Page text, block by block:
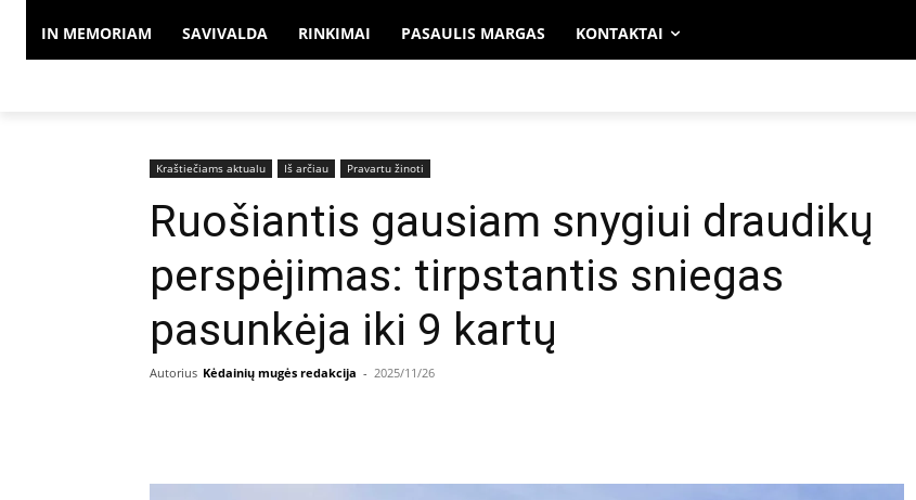
IN MEMORIAM SAVIVALDA RINKIMAI PASAULIS MARGAS KONTAKTAI
Kraštiečiams aktualu Iš arčiau Pravartu žinoti
Ruošiantis gausiam snygiui draudikų
perspėjimas: tirpstantis sniegas
pasunkėja iki 9 kartų
Autorius Kėdainių mugės redakcija - 2025/11/26